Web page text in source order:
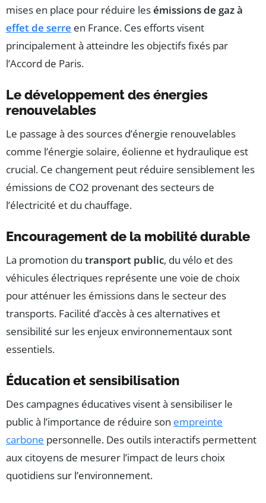
mises en place pour réduire lesémissions de gaz à
effet de serre en France. Ces efforts visent
principalement à atteindre les objectifs fixés par
l’Accord de Paris.
Le développement des énergies
renouvelables
Le passage à des sources d’énergie renouvelables
comme l’énergie solaire, éolienne et hydraulique est
crucial. Ce changement peut réduire sensiblement les
émissions de CO2 provenant des secteurs de
l’électricité et du chauffage.
Encouragement de la mobilité durable
La promotion du transport public, du vélo et des
véhicules électriques représente une voie de choix
pour atténuer les émissions dans le secteur des
transports. Facilité d’accès à ces alternatives et
sensibilité sur les enjeux environnementaux sont
essentiels.
Éducation et sensibilisation
Des campagnes éducatives visent à sensibiliser le
public à l’importance de réduire son empreinte
carbone personnelle. Des outils interactifs permettent
aux citoyens de mesurer l’impact de leurs choix
quotidiens sur l’environnement.